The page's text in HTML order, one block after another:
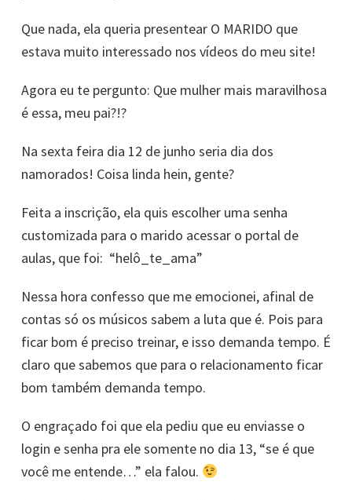
Que nada, ela queria presentear O MARIDO que
estava muito interessado nos vídeos do meu site!
Agora eu te pergunto: Que mulher mais maravilhosa
é essa, meu pai?!?
Na sexta feira dia 12 de junho seria dia dos
namorados! Coisa linda hein, gente?
Feita a inscrição, ela quis escolher uma senha
customizada para o marido acessar o portal de
aulas, que foi: “helô_te_ama”
Nessa hora confesso que me emocionei, afinal de
contas só os músicos sabem a luta que é. Pois para
ficar bom é preciso treinar, e isso demanda tempo. É
claro que sabemos que para o relacionamento ficar
bom também demanda tempo.
O engraçado foi que ela pediu que eu enviasse o
login e senha pra ele somente no dia 13, “se é que
você me entende…” ela falou.